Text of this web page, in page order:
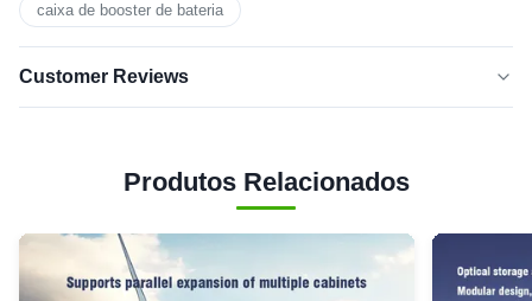
caixa de booster de bateria
Customer Reviews
5 star
100%
3 star
0
2 star
0
Produtos Relacionados